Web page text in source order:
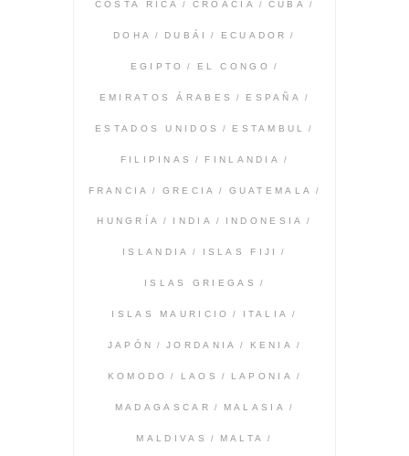
COSTA RICA CROACIA CUBA
DOHA DUBÁI ECUADOR
EGIPTO EL CONGO
EMIRATOS ÁRABES ESPAÑA
ESTADOS UNIDOS ESTAMBUL
FILIPINAS FINLANDIA
FRANCIA GRECIA GUATEMALA
HUNGRÍA INDIA INDONESIA
ISLANDIA ISLAS FIJI
ISLAS GRIEGAS
ISLAS MAURICIO ITALIA
JAPÓN JORDANIA KENIA
KOMODO LAOS LAPONIA
MADAGASCAR MALASIA
MALDIVAS MALTA